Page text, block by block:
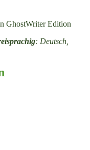
GhostWriter Edition
: Deutsch,